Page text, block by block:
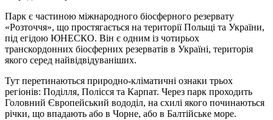
Парк є частиною міжнародного біосферного резервату
«Розточчя», що простягається на території Польщі та України,
під егідою ЮНЕСКО. Він є одним із чотирьох
транскордонних біосферних резерватів в Україні, територія
якого серед найвідвідуваніших.
Тут перетинаються природно-кліматичні ознаки трьох
регіонів: Поділля, Полісся та Карпат. Через парк проходить
Головний Європейський вододіл, на схилі якого починаються
річки, що впадають або в Чорне, або в Балтійське море.